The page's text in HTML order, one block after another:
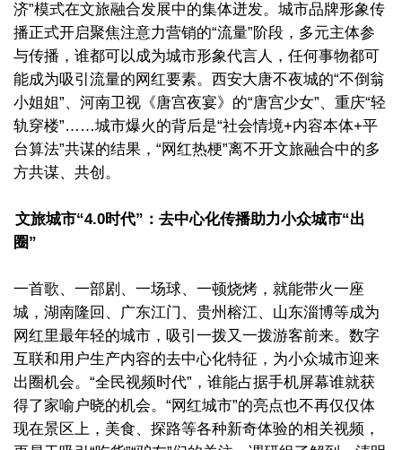
济”模式在文旅融合发展中的集体迸发。城市品牌形象传
播正式开启聚焦注意力营销的“流量”阶段，多元主体参
与传播，谁都可以成为城市形象代言人，任何事物都可
能成为吸引流量的网红要素。西安大唐不夜城的“不倒翁
小姐姐”、河南卫视《唐宫夜宴》的“唐宫少女”、重庆“轻
轨穿楼”……城市爆火的背后是“社会情境+内容本体+平
台算法”共谋的结果，“网红热梗”离不开文旅融合中的多
方共谋、共创。
文旅城市“4.0时代”：去中心化传播助力小众城市“出
圈”
一首歌、一部剧、一场球、一顿烧烤，就能带火一座
城，湖南隆回、广东江门、贵州榕江、山东淄博等成为
网红里最年轻的城市，吸引一拨又一拨游客前来。数字
互联和用户生产内容的去中心化特征，为小众城市迎来
出圈机会。“全民视频时代”，谁能占据手机屏幕谁就获
得了家喻户晓的机会。“网红城市”的亮点也不再仅仅体
现在景区上，美食、探路等各种新奇体验的相关视频，